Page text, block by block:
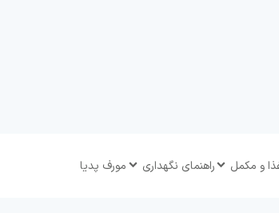
و مکمل راهنمای نگهداری مورف پدیا